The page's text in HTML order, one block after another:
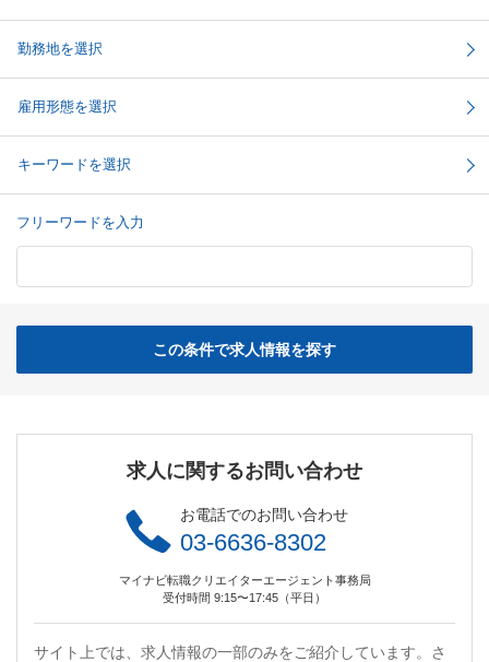
勤務地を選択
雇用形態を選択
キーワードを選択
フリーワードを入力
この条件で求人情報を探す
求人に関するお問い合わせ
お電話でのお問い合わせ
03-6636-8302
マイナビ転職クリエイターエージェント事務局
受付時間 9:15〜17:45（平日）
サイト上では、求人情報の一部のみをご紹介しています。さ